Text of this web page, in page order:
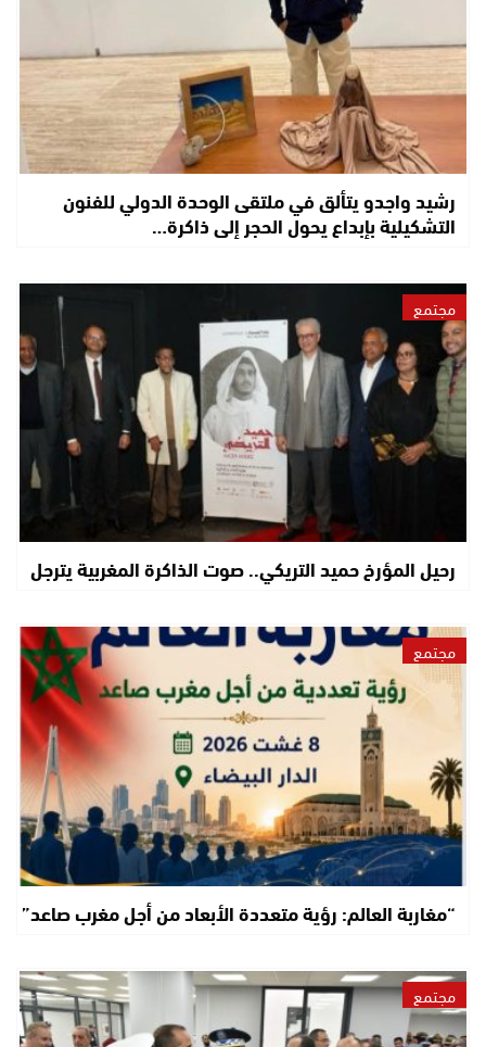
رشيد واجدو يتألق في ملتقى الوحدة الدولي للفنون
التشكيلية بإبداع يحول الحجر إلى ذاكرة…
مجتمع
رحيل المؤرخ حميد التريكي.. صوت الذاكرة المغربية يترجل
مجتمع
“مغاربة العالم: رؤية متعددة الأبعاد من أجل مغرب صاعد”
مجتمع